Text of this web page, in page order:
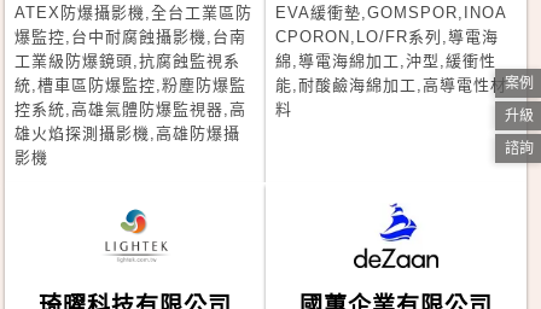
ATEX防爆攝影機,全台工業區防
爆監控,台中耐腐蝕攝影機,台南
工業級防爆鏡頭,抗腐蝕監視系
統,槽車區防爆監控,粉塵防爆監
控系統,高雄氣體防爆監視器,高
雄火焰探測攝影機,高雄防爆攝
影機
EVA緩衝墊,GOMSPOR,INOA
CPORON,LO/FR系列,導電海
綿,導電海綿加工,沖型,緩衝性
能,耐酸鹼海綿加工,高導電性材
料
案例
升級
諮詢